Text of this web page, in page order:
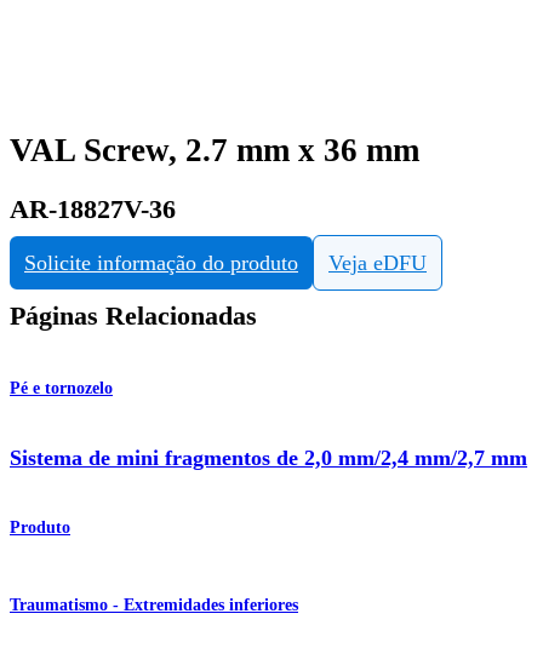
VAL Screw, 2.7 mm x 36 mm
AR-18827V-36
Solicite informação do produto Veja eDFU
Páginas Relacionadas
Pé e tornozelo
Sistema de mini fragmentos de 2,0 mm/2,4 mm/2,7 mm
Produto
Traumatismo - Extremidades inferiores